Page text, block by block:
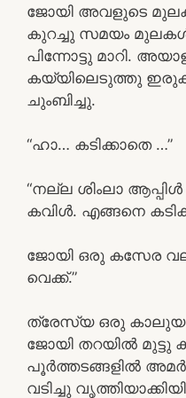
ജോയി അവളുടെ മുലകൾ
കുറച്ചു സമയം മുലകൾ
പിന്നോട്ടു മാറി.
കയ്യിലെടുത്തു
ചുംബിച്ചു.
“ഹാ… കടിക്കാതെ …”
“നല്ല ശിംലാ
കവിൾ. എങ്ങനെ
ജോയി ഒരു കസേര
വെക്ക്.”
ത്രേസ്യ ഒരു
ജോയി തറയിൽ
പൂർത്തടങ്ങളിൽ
വടിച്ചു